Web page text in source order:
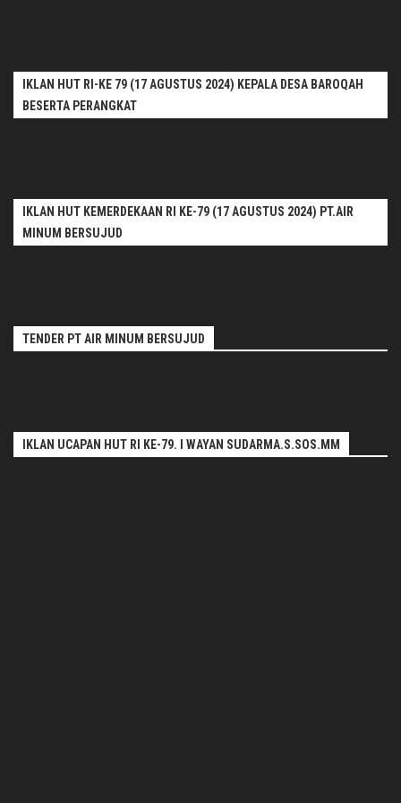
IKLAN HUT RI-KE 79 (17 AGUSTUS 2024) KEPALA DESA BAROQAH
BESERTA PERANGKAT
IKLAN HUT KEMERDEKAAN RI KE-79 (17 AGUSTUS 2024) PT.AIR
MINUM BERSUJUD
TENDER PT AIR MINUM BERSUJUD
IKLAN UCAPAN HUT RI KE-79. I WAYAN SUDARMA.S.SOS.MM